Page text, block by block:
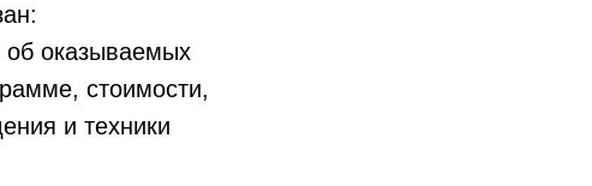
об оказываемых
стоимости,
и техники